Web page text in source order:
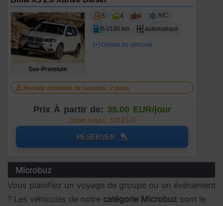
Suv-Premium
5 4 4
A/C
6 l/100 km
automatique
[+] Détails du véhicule
Période minimale de location : 2 jours
Prix À partir de: 35.00 EUR/jour
Dépôt requis: 100 EUR
RÉSERVER
Microbuz
Vous planifiez un voyage de groupe ou un événement
? Les véhicules de notre catégorie Microbuz sont le